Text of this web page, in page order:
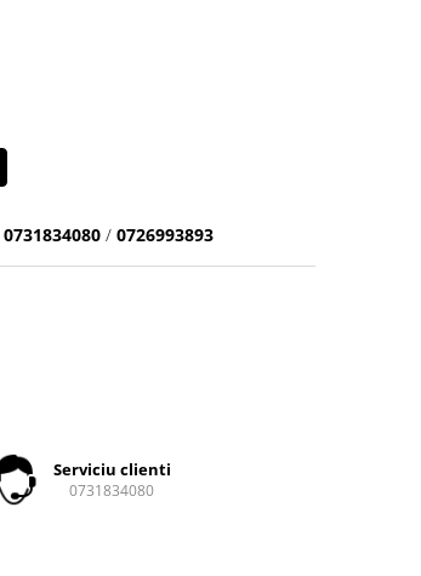
0731834080 / 0726993893
Serviciu clienti
0731834080